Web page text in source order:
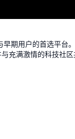
早期用户的首选平台
充满激情的科技社区